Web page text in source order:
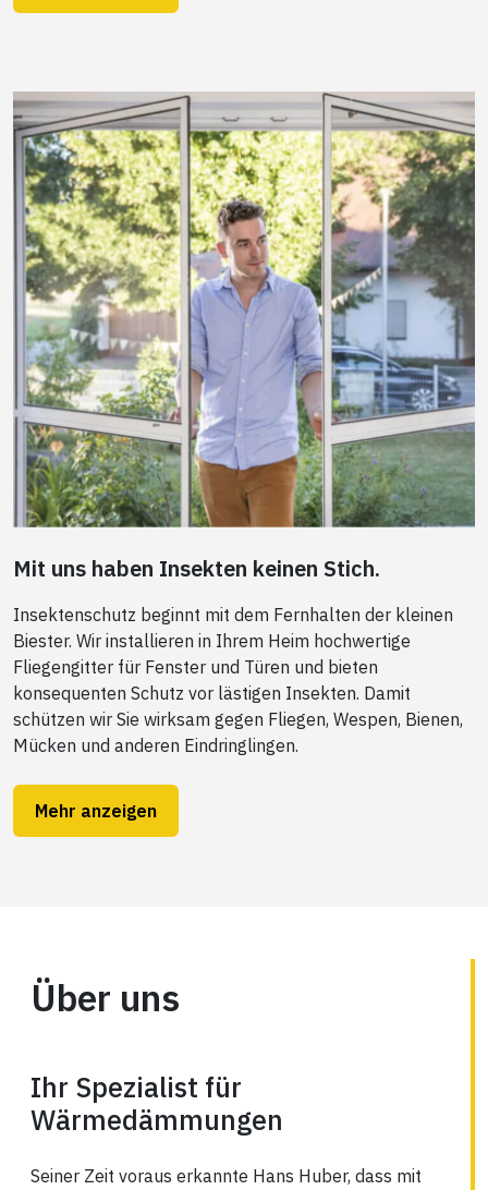
Mit uns haben Insekten keinen Stich.
Insektenschutz beginnt mit dem Fernhalten der kleinen
Biester. Wir installieren in Ihrem Heim hochwertige
Fliegengitter für Fenster und Türen und bieten
konsequenten Schutz vor lästigen Insekten. Damit
schützen wir Sie wirksam gegen Fliegen, Wespen, Bienen,
Mücken und anderen Eindringlingen.
Mehr anzeigen
Über uns
Ihr Spezialist für
Wärmedämmungen
Seiner Zeit voraus erkannte Hans Huber, dass mit